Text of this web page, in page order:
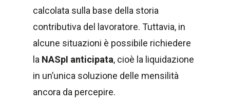
calcolata sulla base della storia
contributiva del lavoratore. Tuttavia, in
alcune situazioni è possibile richiedere
la NASpI anticipata, cioè la liquidazione
in un’unica soluzione delle mensilità
ancora da percepire.